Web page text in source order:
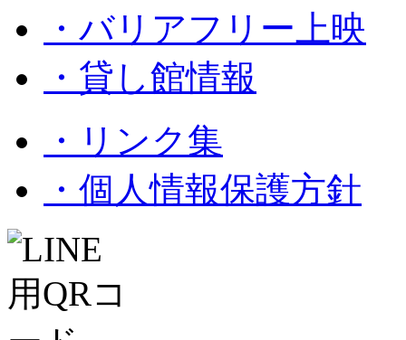
・バリアフリー上映
・貸し館情報
・リンク集
・個人情報保護方針